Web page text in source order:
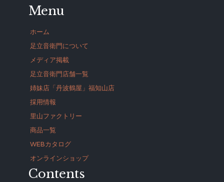
Menu
ホーム
足立音衛門について
メディア掲載
足立音衛門店舗一覧
姉妹店「丹波鶴屋」福知山店
採用情報
里山ファクトリー
商品一覧
WEBカタログ
オンラインショップ
Contents